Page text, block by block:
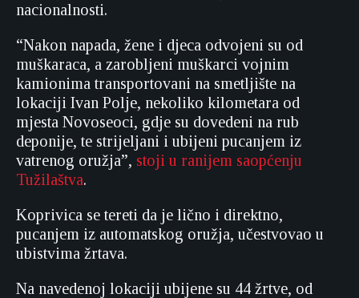
nacionalnosti.
“Nakon napada, žene i djeca odvojeni su od
muškaraca, a zarobljeni muškarci vojnim
kamionima transportovani na smetljište na
lokaciji Ivan Polje, nekoliko kilometara od
mjesta Novoseoci, gdje su dovedeni na rub
deponije, te strijeljani i ubijeni pucanjem iz
vatrenog oružja”, stoji u ranijem saopćenju
Tužilaštva.
Koprivica se tereti da je lično i direktno,
pucanjem iz automatskog oružja, učestvovao u
ubistvima žrtava.
Na navedenoj lokaciji ubijene su 44 žrtve, od